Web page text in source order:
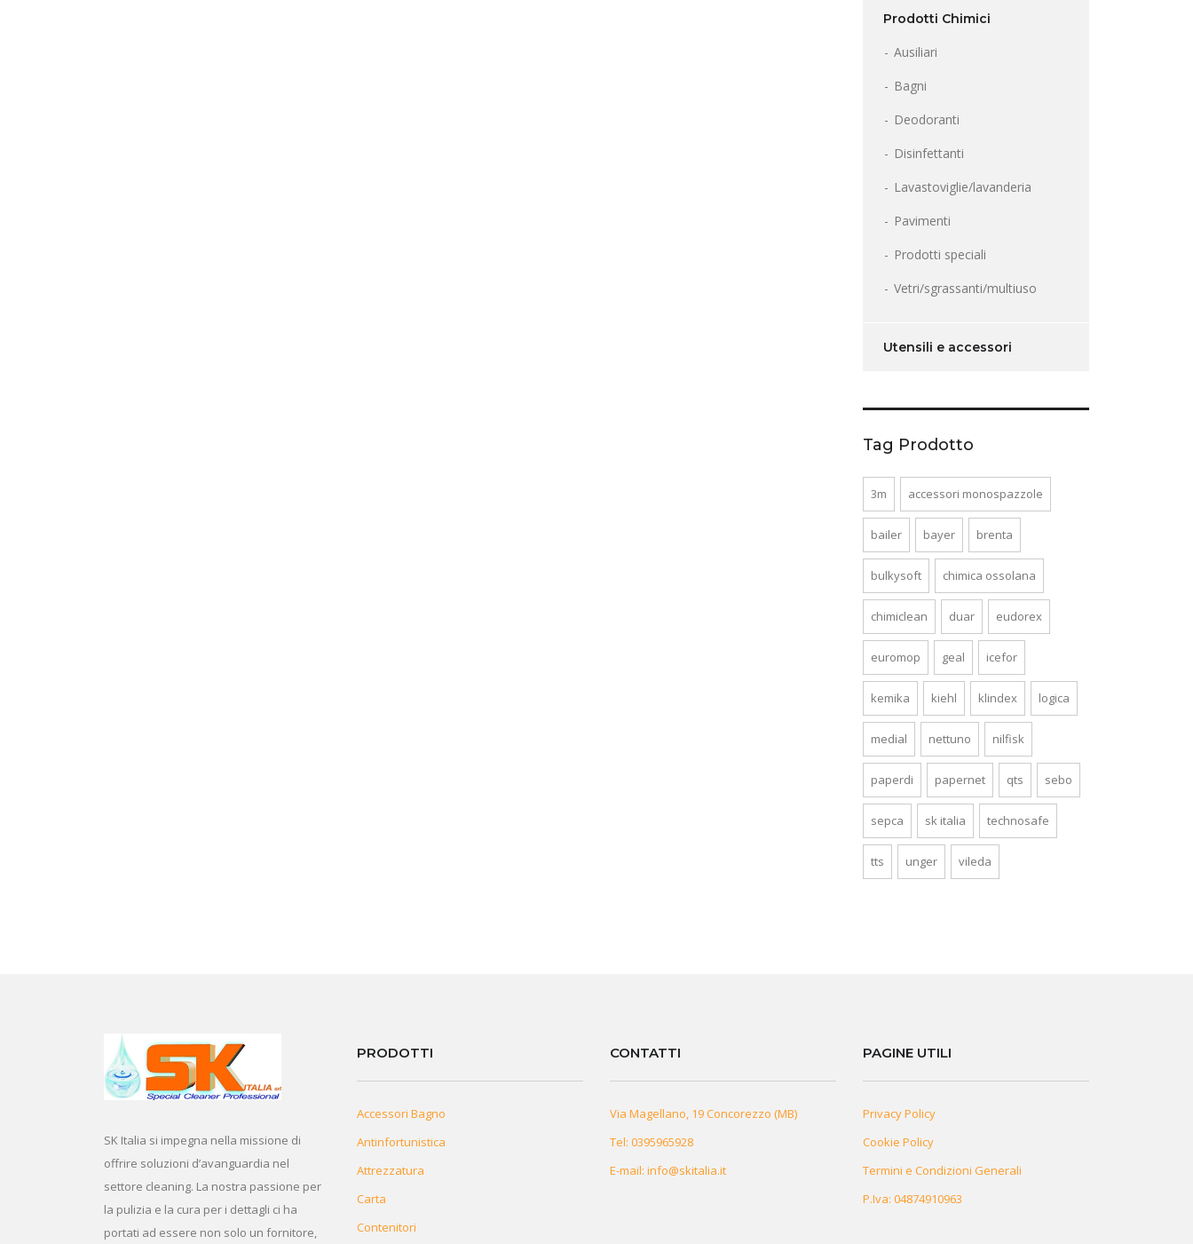
Prodotti Chimici
Ausiliari
Bagni
Deodoranti
Disinfettanti
Lavastoviglie/lavanderia
Pavimenti
Prodotti speciali
Vetri/sgrassanti/multiuso
Utensili e accessori
Tag Prodotto
3m accessori monospazzole
bailer bayer brenta
bulkysoft chimica ossolana
chimiclean duar eudorex
euromop geal icefor
kemika kiehl klindex logica
medial nettuno nilfisk
paperdi papernet qts sebo
sepca sk italia technosafe
tts unger vileda
SK Italia si impegna nella missione di
offrire soluzioni d’avanguardia nel
settore cleaning. La nostra passione per
la pulizia e la cura per i dettagli ci ha
portati ad essere non solo un fornitore,
PRODOTTI
Accessori Bagno
Antinfortunistica
Attrezzatura
Carta
Contenitori
CONTATTI
Via Magellano, 19 Concorezzo (MB)
Tel: 0395965928
E-mail: info@skitalia.it
PAGINE UTILI
Privacy Policy
Cookie Policy
Termini e Condizioni Generali
P.Iva: 04874910963